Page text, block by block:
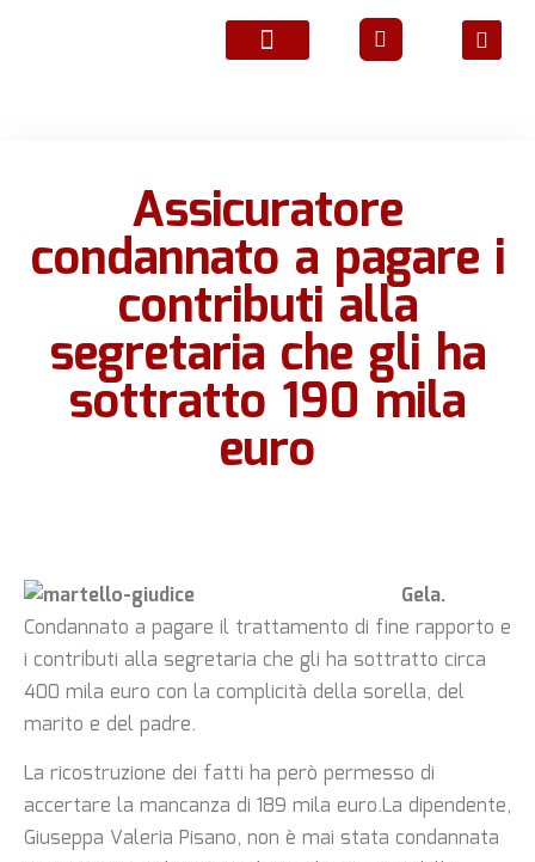
Assicuratore
condannato a pagare i
contributi alla
segretaria che gli ha
sottratto 190 mila
euro
Gela.
Condannato a pagare il trattamento di fine rapporto e
i contributi alla segretaria che gli ha sottratto circa
400 mila euro con la complicità della sorella, del
marito e del padre.
La ricostruzione dei fatti ha però permesso di
accertare la mancanza di 189 mila euro.La dipendente,
Giuseppa Valeria Pisano, non è mai stata condannata